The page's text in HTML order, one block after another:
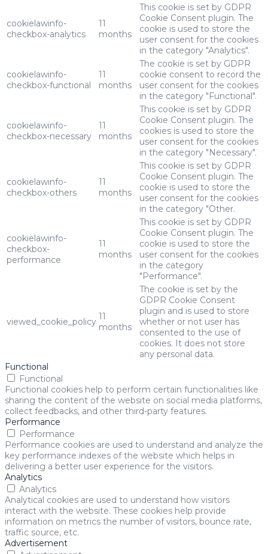
cookielawinfo-
checkbox-analytics
11
months
This cookie is set by GDPR
Cookie Consent plugin. The
cookie is used to store the
user consent for the cookies
in the category "Analytics".
cookielawinfo-
checkbox-functional
11
months
The cookie is set by GDPR
cookie consent to record the
user consent for the cookies
in the category "Functional".
cookielawinfo-
checkbox-necessary
11
months
This cookie is set by GDPR
Cookie Consent plugin. The
cookies is used to store the
user consent for the cookies
in the category "Necessary".
cookielawinfo-
checkbox-others
11
months
This cookie is set by GDPR
Cookie Consent plugin. The
cookie is used to store the
user consent for the cookies
in the category "Other.
cookielawinfo-
checkbox-
performance
11
months
This cookie is set by GDPR
Cookie Consent plugin. The
cookie is used to store the
user consent for the cookies
in the category
"Performance".
viewed_cookie_policy 11
months
The cookie is set by the
GDPR Cookie Consent
plugin and is used to store
whether or not user has
consented to the use of
cookies. It does not store
any personal data.
Functional
Functional
Functional cookies help to perform certain functionalities like
sharing the content of the website on social media platforms,
collect feedbacks, and other third-party features.
Performance
Performance
Performance cookies are used to understand and analyze the
key performance indexes of the website which helps in
delivering a better user experience for the visitors.
Analytics
Analytics
Analytical cookies are used to understand how visitors
interact with the website. These cookies help provide
information on metrics the number of visitors, bounce rate,
traffic source, etc.
Advertisement